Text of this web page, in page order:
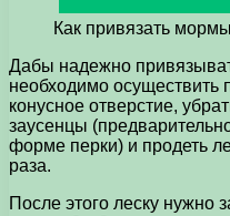
Как привязать
Дабы надежно
необходимо осуществить
конусное отверстие,
заусенцы
форме перки) и продеть
раза.
После этого леску нужно